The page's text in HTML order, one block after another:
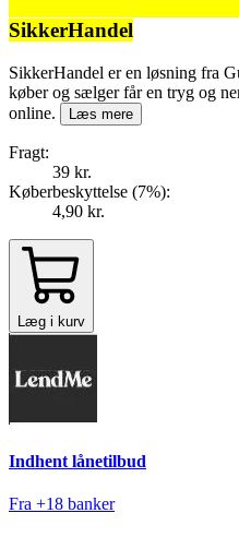
SikkerHandel
SikkerHandel er en løsning fra
køber og sælger får en tryg og
online.
Læs mere
Fragt:
39 kr.
Køberbeskyttelse (7%):
4,90 kr.
Læg i kurv
Indhent lånetilbud
Fra +18 banker